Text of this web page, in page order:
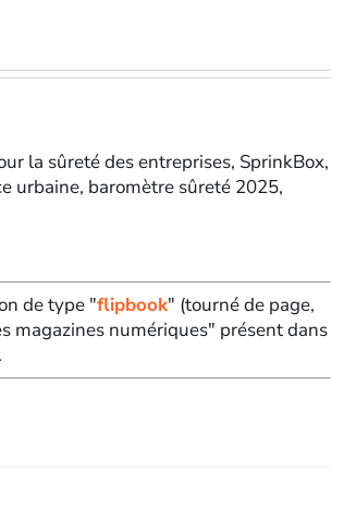
la sûreté des entreprises, SprinkBox,
urbaine, baromètre sûreté 2025,
de type "flipbook" (tourné de page,
magazines numériques" présent dans
.